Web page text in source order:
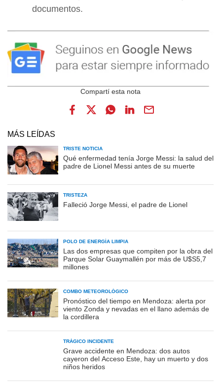
documentos.
MÁS LEÍDAS
TRISTE NOTICIA
Qué enfermedad tenía Jorge Messi: la salud del
padre de Lionel Messi antes de su muerte
TRISTEZA
Falleció Jorge Messi, el padre de Lionel
POLO DE ENERGÍA LIMPIA
Las dos empresas que compiten por la obra del
Parque Solar Guaymallén por más de U$S5,7
millones
COMBO METEOROLÓGICO
Pronóstico del tiempo en Mendoza: alerta por
viento Zonda y nevadas en el llano además de
la cordillera
TRÁGICO INCIDENTE
Grave accidente en Mendoza: dos autos
cayeron del Acceso Este, hay un muerto y dos
niños heridos